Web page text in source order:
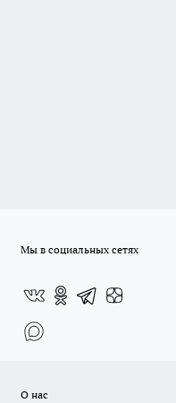
Мы в социальных сетях
О нас